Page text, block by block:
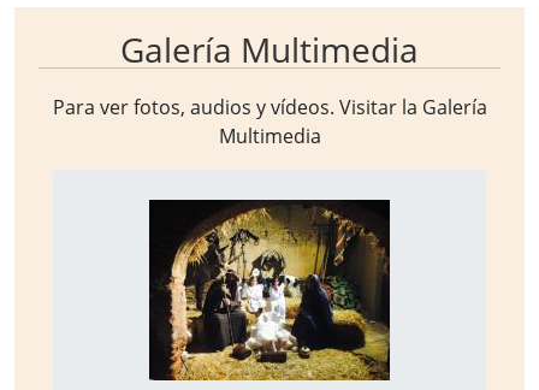
Galería Multimedia
Para ver fotos, audios y vídeos. Visitar la Galería
Multimedia